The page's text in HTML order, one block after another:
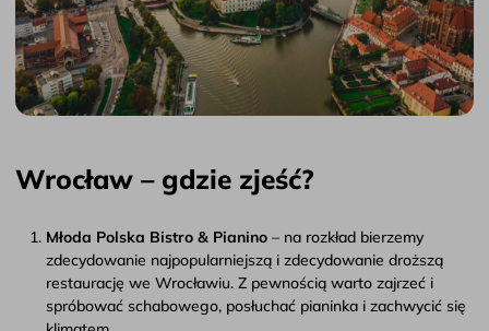
Wrocław – gdzie zjeść?
Młoda Polska Bistro & Pianino – na rozkład bierzemy
zdecydowanie najpopularniejszą i zdecydowanie droższą
restaurację we Wrocławiu. Z pewnością warto zajrzeć i
spróbować schabowego, posłuchać pianinka i zachwycić się